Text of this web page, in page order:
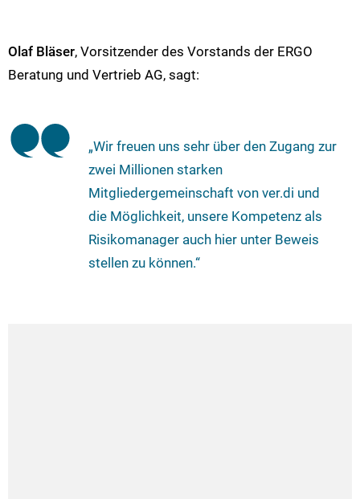
Olaf Bläser, Vorsitzender des Vorstands der ERGO
Beratung und Vertrieb AG, sagt:
„Wir freuen uns sehr über den Zugang zur
zwei Millionen starken
Mitgliedergemeinschaft von ver.di und
die Möglichkeit, unsere Kompetenz als
Risikomanager auch hier unter Beweis
stellen zu können.“